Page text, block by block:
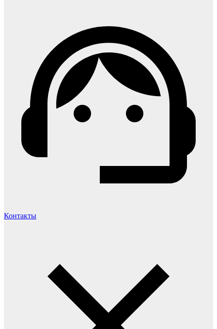
Контакты